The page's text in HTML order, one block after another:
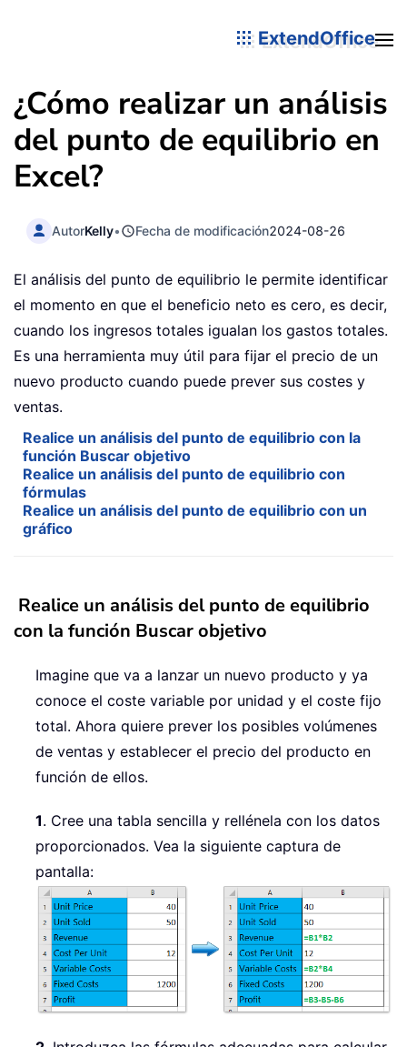
ExtendOffice
¿Cómo realizar un análisis
del punto de equilibrio en
Excel?
AutorKelly• Fecha de modificación2024-08-26
El análisis del punto de equilibrio le permite identificar
el momento en que el beneficio neto es cero, es decir,
cuando los ingresos totales igualan los gastos totales.
Es una herramienta muy útil para fijar el precio de un
nuevo producto cuando puede prever sus costes y
ventas.
Realice un análisis del punto de equilibrio con la
función Buscar objetivo
Realice un análisis del punto de equilibrio con
fórmulas
Realice un análisis del punto de equilibrio con un
gráfico
Realice un análisis del punto de equilibrio
con la función Buscar objetivo
Imagine que va a lanzar un nuevo producto y ya
conoce el coste variable por unidad y el coste fijo
total. Ahora quiere prever los posibles volúmenes
de ventas y establecer el precio del producto en
función de ellos.
1. Cree una tabla sencilla y rellénela con los datos
proporcionados. Vea la siguiente captura de
pantalla: